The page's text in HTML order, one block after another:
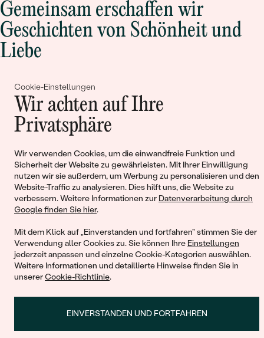
Cookie-Einstellungen
Wir achten auf Ihre
Privatsphäre
Wir verwenden Cookies, um die einwandfreie Funktion und
Sicherheit der Website zu gewährleisten. Mit Ihrer Einwilligung
nutzen wir sie außerdem, um Werbung zu personalisieren und den
Website-Traffic zu analysieren. Dies hilft uns, die Website zu
verbessern. Weitere Informationen zur Datenverarbeitung durch
Google finden Sie hier.
Mit dem Klick auf „Einverstanden und fortfahren" stimmen Sie der
Verwendung aller Cookies zu. Sie können Ihre Einstellungen
jederzeit anpassen und einzelne Cookie-Kategorien auswählen.
Weitere Informationen und detaillierte Hinweise finden Sie in
unsererCookie-Richtlinie.
EINVERSTANDEN UND FORTFAHREN
Gemeinsam erschaffen wir
Geschichten von Schönheit und
Liebe
Begleiten Sie uns!
© 2011 - 2026, Eppi.de